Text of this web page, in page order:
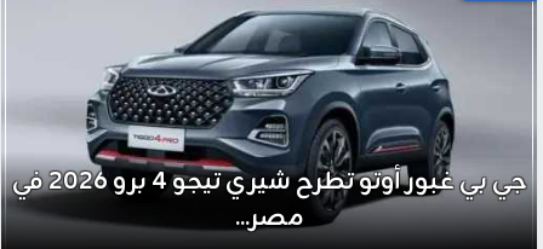
جي بي غبور أوتو تطرح شيري تيجو 4 برو 2026 في
تمارين الاسترخاء..
الرياضي